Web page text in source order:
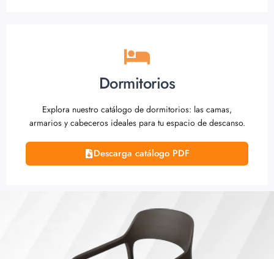
Dormitorios
Explora nuestro catálogo de dormitorios: las camas,
armarios y cabeceros ideales para tu espacio de descanso.
Descarga catálogo PDF